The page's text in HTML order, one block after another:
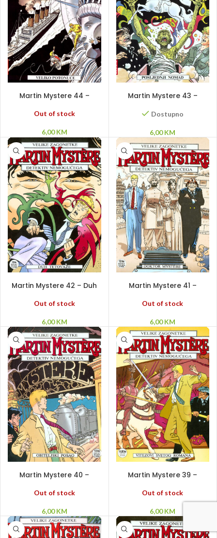
Martin Mystere 44 –
Out of stock
6,00KM
Martin Mystere 43 –
Dostupno
6,00KM
Martin Mystere 42 – Duh
Out of stock
6,00KM
Martin Mystere 41 –
Out of stock
6,00KM
Martin Mystere 40 –
Obiteljski posao
Out of stock
6,00KM
Martin Mystere 39 –
Vitezovi svetog Romana
Out of stock
6,00KM